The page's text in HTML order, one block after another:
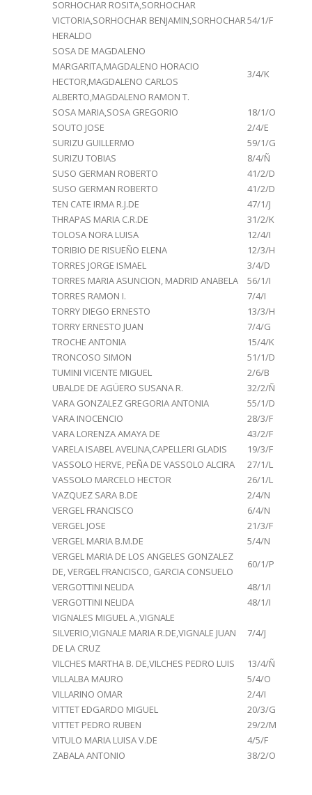
SORHOCHAR ROSITA,SORHOCHAR
VICTORIA,SORHOCHAR BENJAMIN,SORHOCHAR
HERALDO
54/1/F
SOSA DE MAGDALENO
MARGARITA,MAGDALENO HORACIO
HECTOR,MAGDALENO CARLOS
ALBERTO,MAGDALENO RAMON T.
3/4/K
SOSA MARIA,SOSA GREGORIO
18/1/O
SOUTO JOSE
2/4/E
SURIZU GUILLERMO
59/1/G
SURIZU TOBIAS
8/4/Ñ
SUSO GERMAN ROBERTO
41/2/D
SUSO GERMAN ROBERTO
41/2/D
TEN CATE IRMA R.J.DE
47/1/J
THRAPAS MARIA C.R.DE
31/2/K
TOLOSA NORA LUISA
12/4/I
TORIBIO DE RISUEÑO ELENA
12/3/H
TORRES JORGE ISMAEL
3/4/D
TORRES MARIA ASUNCION, MADRID ANABELA
56/1/I
TORRES RAMON I.
7/4/I
TORRY DIEGO ERNESTO
13/3/H
TORRY ERNESTO JUAN
7/4/G
TROCHE ANTONIA
15/4/K
TRONCOSO SIMON
51/1/D
TUMINI VICENTE MIGUEL
2/6/B
UBALDE DE AGÜERO SUSANA R.
32/2/Ñ
VARA GONZALEZ GREGORIA ANTONIA
55/1/D
VARA INOCENCIO
28/3/F
VARA LORENZA AMAYA DE
43/2/F
VARELA ISABEL AVELINA,CAPELLERI GLADIS
19/3/F
VASSOLO HERVE, PEÑA DE VASSOLO ALCIRA
27/1/L
VASSOLO MARCELO HECTOR
26/1/L
VAZQUEZ SARA B.DE
2/4/N
VERGEL FRANCISCO
6/4/N
VERGEL JOSE
21/3/F
VERGEL MARIA B.M.DE
5/4/N
VERGEL MARIA DE LOS ANGELES GONZALEZ
DE, VERGEL FRANCISCO, GARCIA CONSUELO
60/1/P
VERGOTTINI NELIDA
48/1/I
VERGOTTINI NELIDA
48/1/I
VIGNALES MIGUEL A.,VIGNALE
SILVERIO,VIGNALE MARIA R.DE,VIGNALE JUAN
DE LA CRUZ
7/4/J
VILCHES MARTHA B. DE,VILCHES PEDRO LUIS
13/4/Ñ
VILLALBA MAURO
5/4/O
VILLARINO OMAR
2/4/I
VITTET EDGARDO MIGUEL
20/3/G
VITTET PEDRO RUBEN
29/2/M
VITULO MARIA LUISA V.DE
4/5/F
ZABALA ANTONIO
38/2/O